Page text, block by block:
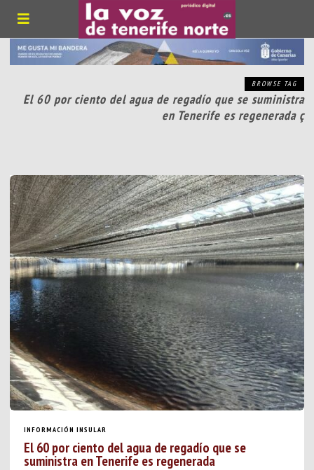
BROWSE TAG
El 60 por ciento del agua de regadío que se suministra
en Tenerife es regenerada ç
INFORMACIÓN INSULAR
El 60 por ciento del agua de regadío que se
suministra en Tenerife es regenerada